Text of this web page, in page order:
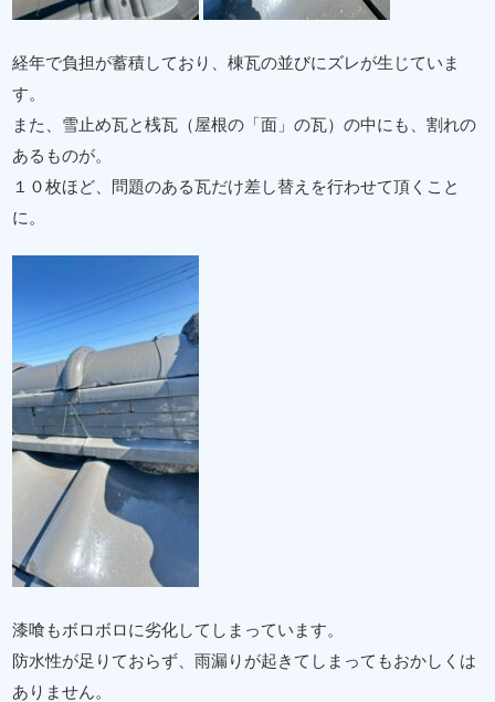
経年で負担が蓄積しており、棟瓦の並びにズレが生じていま
す。
また、雪止め瓦と桟瓦（屋根の「面」の瓦）の中にも、割れの
あるものが。
１０枚ほど、問題のある瓦だけ差し替えを行わせて頂くこと
に。
漆喰もボロボロに劣化してしまっています。
防水性が足りておらず、雨漏りが起きてしまってもおかしくは
ありません。